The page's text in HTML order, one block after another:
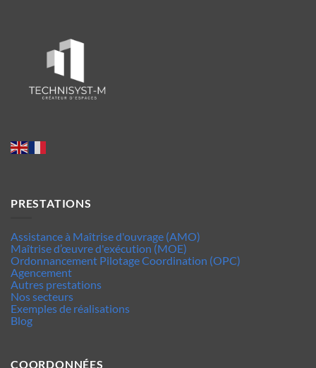
PRESTATIONS
Assistance à Maîtrise d'ouvrage (AMO)
Maîtrise d’œuvre d'exécution (MOE)
Ordonnancement Pilotage Coordination (OPC)
Agencement
Autres prestations
Nos secteurs
Exemples de réalisations
Blog
COORDONNÉES